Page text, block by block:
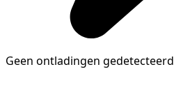
Geen ontladingen gedetecteerd